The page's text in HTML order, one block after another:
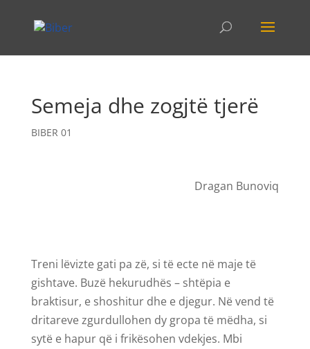
Semeja dhe zogjtë tjerë
BIBER 01
Dragan Bunoviq
Treni lëvizte gati pa zë, si të ecte në maje të
gishtave. Buzë hekurudhës – shtëpia e
braktisur, e shoshitur dhe e djegur. Në vend të
dritareve zgurdullohen dy gropa të mëdha, si
sytë e hapur që i frikësohen vdekjes. Mbi